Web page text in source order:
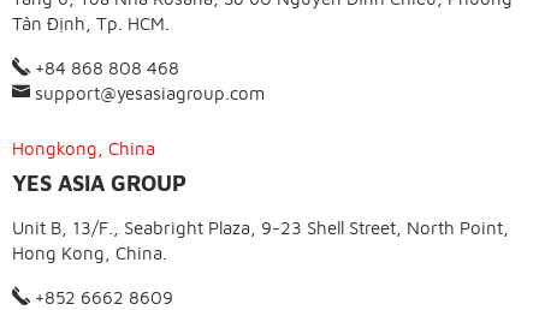
Tân Định, Tp. HCM.
+84 868 808 468
support@yesasiagroup.com
Hongkong, China
YES ASIA GROUP
Unit B, 13/F., Seabright Plaza, 9-23 Shell Street, North Point,
Hong Kong, China.
+852 6662 8609